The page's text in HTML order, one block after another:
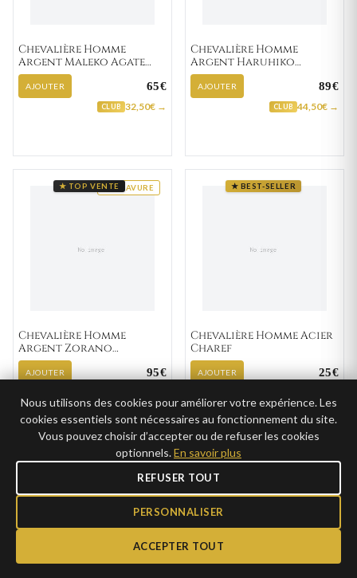
Chevalière Homme
Argent Maleko Agate
Noir
AJOUTER 65€
CLUB 32,50€ →
Chevalière Homme
Argent Haruhiko
Zirconium
AJOUTER 89€
CLUB 44,50€ →
GRAVURE
★ TOP VENTE
Chevalière Homme
Argent Zorano
Zirconium
AJOUTER 95€
★ BEST-SELLER
Chevalière Homme Acier
Charef
AJOUTER 25€
GRAVURE
Nous utilisons des cookies pour améliorer votre expérience. Les
cookies essentiels sont nécessaires au fonctionnement du site.
Vous pouvez choisir d’accepter ou de refuser les cookies
optionnels.En savoir plus
REFUSER TOUT
PERSONNALISER
ACCEPTER TOUT